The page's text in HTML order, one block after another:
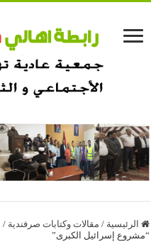
الرئيسية / مقالات وكتابات صرفندية /
“مشروع إسرائيل الكبرى”